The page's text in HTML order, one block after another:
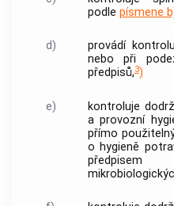
podle písmene
d) provádí kontrolu
nebo při
předpisů,3)
e)
kontroluje
a provozní
přímo
o hygieně